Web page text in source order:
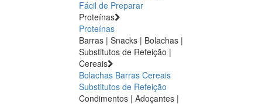
Fácil de Preparar
Proteínas
Proteínas
Barras | Snacks | Bolachas |
Substitutos de Refeição |
Cereais
Bolachas Barras Cereais
Substitutos de Refeição
Condimentos | Adoçantes |